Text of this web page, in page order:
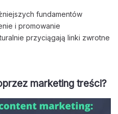
fundamentów
i promowanie
przyciągają linki zwrotne
marketing treści?